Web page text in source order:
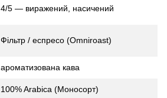
4/5 — виражений, насичений
Фільтр / еспресо (Omniroast)
ароматизована кава
100% Arabica (Моносорт)